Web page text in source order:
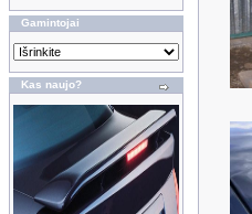
Gamintojai
Kas naujo?